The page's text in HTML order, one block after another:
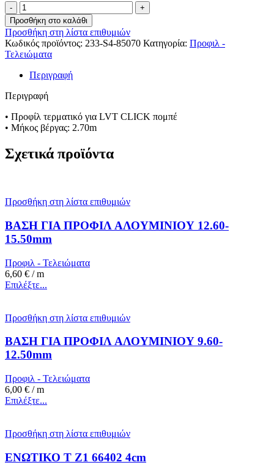
ΤΕΡΜΑΤΙΚΟ
ΓΙΑ
LVT
CLICK
S4
ΑΣΗΜΙ
ποσότητα
Προσθήκη στο καλάθι
Προσθήκη στη λίστα επιθυμιών
Κωδικός προϊόντος: 233-S4-85070 Κατηγορία: Προφιλ -
Τελειώματα
Περιγραφή
Περιγραφή
• Προφίλ τερματικό για LVT CLICK πομπέ
• Μήκος βέργας: 2.70m
Σχετικά προϊόντα
Προσθήκη στη λίστα επιθυμιών
ΒΑΣΗ ΓΙΑ ΠΡΟΦΙΛ ΑΛΟΥΜΙΝΙΟΥ 12.60-
15.50mm
Προφιλ - Τελειώματα
6,60 € / m
Επιλέξτε...
Προσθήκη στη λίστα επιθυμιών
ΒΑΣΗ ΓΙΑ ΠΡΟΦΙΛ ΑΛΟΥΜΙΝΙΟΥ 9.60-
12.50mm
Προφιλ - Τελειώματα
6,00 € / m
Επιλέξτε...
Προσθήκη στη λίστα επιθυμιών
ΕΝΩΤΙΚΟ Τ Ζ1 66402 4cm